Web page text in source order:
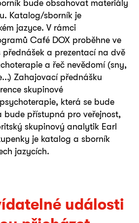
bude obsahovat materiály
Katalog/sborník je
jazyce. V rámci
Café DOX proběhne ve
přednášek a prezentací na dvě
a řeč nevědomí (sny,
Zahajovací přednášku
skupinové
která se bude
bude přístupná pro veřejnost,
skupinový analytik Earl
je katalog a sborník
jazycích.
události